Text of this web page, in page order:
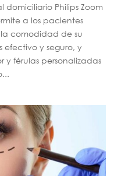
Philips Zoom
a los pacientes
comodidad de su
efectivo y seguro, y
férulas personalizadas